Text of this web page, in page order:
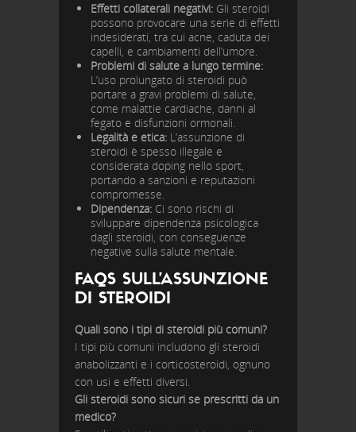
Effetti collaterali negativi: Gli steroidi
possono provocare una serie di effetti
indesiderati, tra cui acne, caduta dei
capelli, e cambiamenti dell’umore.
Problemi di salute a lungo termine:
L’uso prolungato di steroidi può
portare a gravi problemi di salute,
come malattie cardiache, danni al
fegato e disfunzioni ormonali.
Legalità e etica: L’assunzione di
steroidi è spesso illegale e
considerata doping nello sport,
portando a sanzioni e reputazioni
compromesse.
Dipendenza: Ci sono rischi di
sviluppare dipendenza psicologica
dagli steroidi, con conseguenze
negative sulla salute mentale.
FAQS SULL’ASSUNZIONE
DI STEROIDI
Quali sono i tipi di steroidi più comuni?
I tipi più comuni includono gli steroidi
anabolizzanti e i corticosteroidi, ognuno
con usi e effetti diversi.
Gli steroidi sono sicuri se prescritti da un
medico?